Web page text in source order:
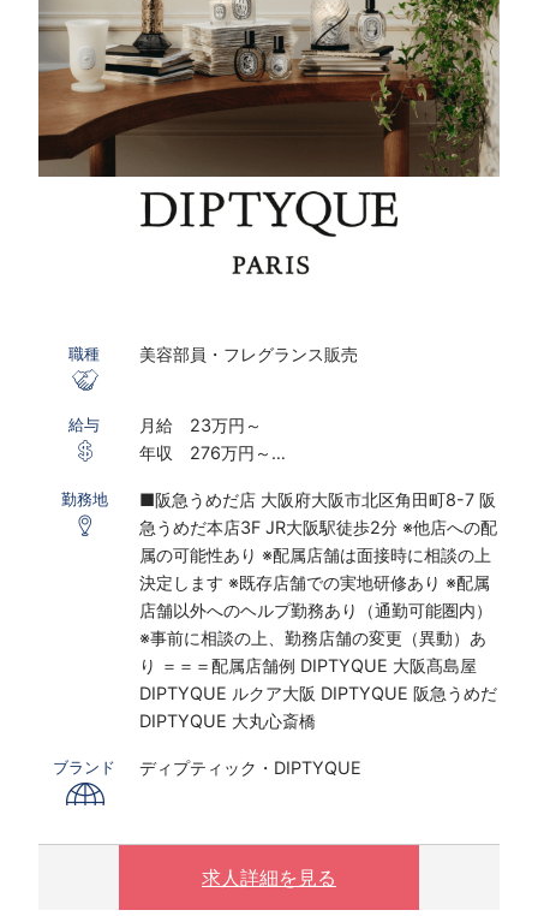
職種 美容部員・フレグランス販売
給与
月給 23万円～
年収 276万円～
雇用形態：正社員
※試用期間6ヶ月（その間の給与・待遇に差異は
ありません）
勤務地
■阪急うめだ店 大阪府大阪市北区角田町8-7 阪
急うめだ本店3F JR大阪駅徒歩2分 ※他店への配
属の可能性あり ※配属店舗は面接時に相談の上
決定します ※既存店舗での実地研修あり ※配属
店舗以外へのヘルプ勤務あり（通勤可能圏内）
※事前に相談の上、勤務店舗の変更（異動）あ
り ＝＝＝配属店舗例 DIPTYQUE 大阪髙島屋
DIPTYQUE ルクア大阪 DIPTYQUE 阪急うめだ
DIPTYQUE 大丸心斎橋
ブランド ディプティック・DIPTYQUE
求人詳細を見る